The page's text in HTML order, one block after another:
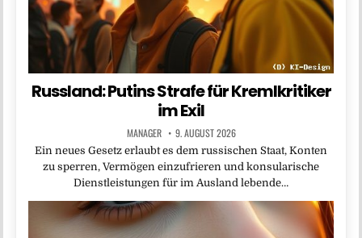
Russland: Putins Strafe für Kremlkritiker
im Exil
MANAGER 9. AUGUST 2026
Ein neues Gesetz erlaubt es dem russischen Staat, Konten
zu sperren, Vermögen einzufrieren und konsularische
Dienstleistungen für im Ausland lebende…